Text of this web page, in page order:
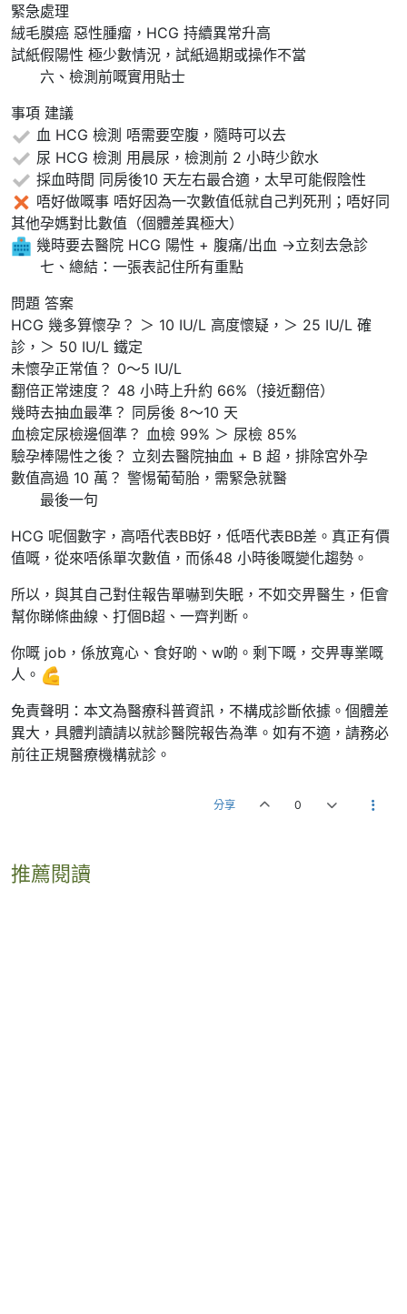
緊急處理
絨毛膜癌 惡性腫瘤，HCG 持續異常升高
試紙假陽性 極少數情況，試紙過期或操作不當
六、檢測前嘅實用貼士
事項 建議
血 HCG 檢測 唔需要空腹，隨時可以去
尿 HCG 檢測 用晨尿，檢測前 2 小時少飲水
採血時間 同房後10 天左右最合適，太早可能假陰性
唔好做嘅事 唔好因為一次數值低就自己判死刑；唔好同
其他孕媽對比數值（個體差異極大）
幾時要去醫院 HCG 陽性 + 腹痛/出血 →立刻去急診
七、總結：一張表記住所有重點
問題 答案
HCG 幾多算懷孕？ ＞ 10 IU/L 高度懷疑，＞ 25 IU/L 確
診，＞ 50 IU/L 鐵定
未懷孕正常值？ 0～5 IU/L
翻倍正常速度？ 48 小時上升約 66%（接近翻倍）
幾時去抽血最準？ 同房後 8～10 天
血檢定尿檢邊個準？ 血檢 99% ＞ 尿檢 85%
驗孕棒陽性之後？ 立刻去醫院抽血 + B 超，排除宮外孕
數值高過 10 萬？ 警惕葡萄胎，需緊急就醫
最後一句
HCG 呢個數字，高唔代表BB好，低唔代表BB差。真正有價
值嘅，從來唔係單次數值，而係48 小時後嘅變化趨勢。
所以，與其自己對住報告單嚇到失眠，不如交畀醫生，佢會
幫你睇條曲線、打個B超、一齊判断。
你嘅 job，係放寬心、食好啲、w啲。剩下嘅，交畀專業嘅
人。
免責聲明：本文為醫療科普資訊，不構成診斷依據。個體差
異大，具體判讀請以就診醫院報告為準。如有不適，請務必
前往正規醫療機構就診。
分享 0
推薦閱讀